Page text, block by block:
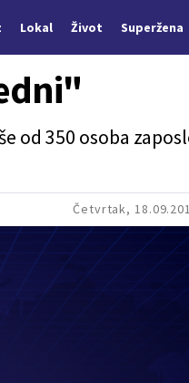
Lokal Život Superžena
Četvrtak,
od 350 osoba